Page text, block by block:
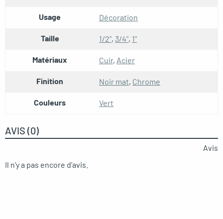
Usage Décoration
Taille 1/2", 3/4", 1"
Matériaux Cuir, Acier
Finition Noir mat, Chrome
Couleurs Vert
AVIS (0)
Avis
Il n'y a pas encore d'avis.